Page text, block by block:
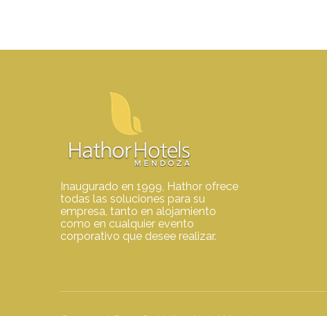
Inaugurado en 1999, Hathor ofrece
todas las soluciones para su
empresa, tanto en alojamiento
como en cualquier evento
corporativo que desee realizar.